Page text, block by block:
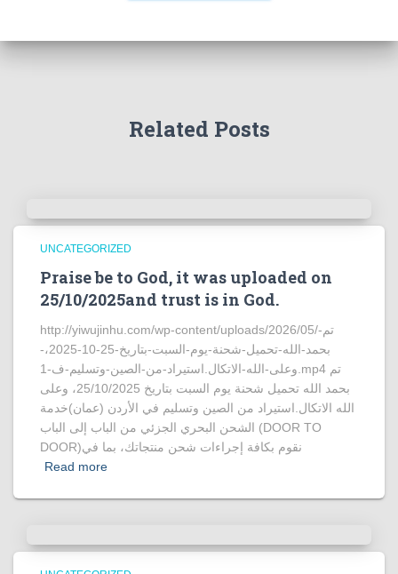
Related Posts
UNCATEGORIZED
Praise be to God, it was uploaded on
25/10/2025and trust is in God.
http://yiwujinhu.com/wp-content/uploads/2026/05/تم-
بحمد-الله-تحميل-شحنة-يوم-السبت-بتاريخ-25-10-2025،-
وعلى-الله-الاتكال.استيراد-من-الصين-وتسليم-ف-1.mp4 تم
بحمد الله تحميل شحنة يوم السبت بتاريخ 25/10/2025، وعلى
الله الاتكال.استيراد من الصين وتسليم في الأردن (عمان)خدمة
الشحن البحري الجزئي من الباب إلى الباب (DOOR TO
DOOR)نقوم بكافة إجراءات شحن منتجاتك، بما في
Read more